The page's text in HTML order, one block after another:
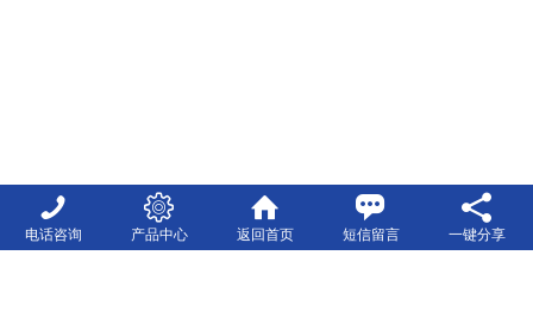
电话咨询 产品中心 返回首页 短信留言 一键分享